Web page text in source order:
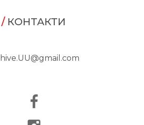
/ КОНТАКТИ